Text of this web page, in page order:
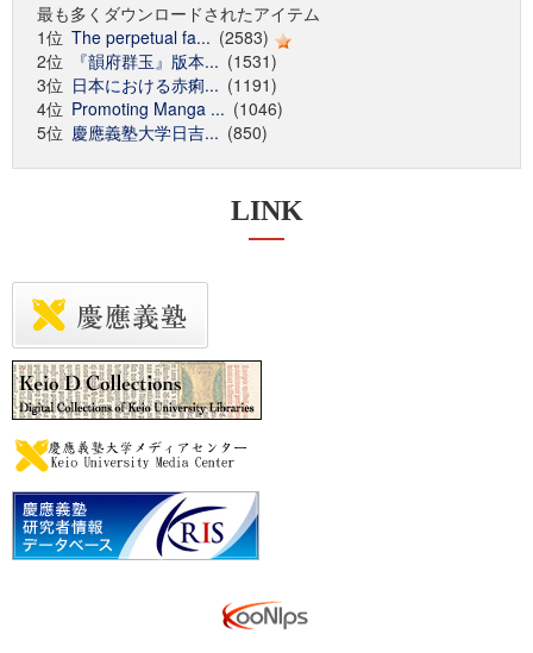
最も多くダウンロードされたアイテム
1位 The perpetual fa... (2583)
2位
『韻府群玉』版本... (1531)
3位 日本における赤痢... (1191)
4位 Promoting Manga ... (1046)
5位 慶應義塾大学日吉... (850)
LINK